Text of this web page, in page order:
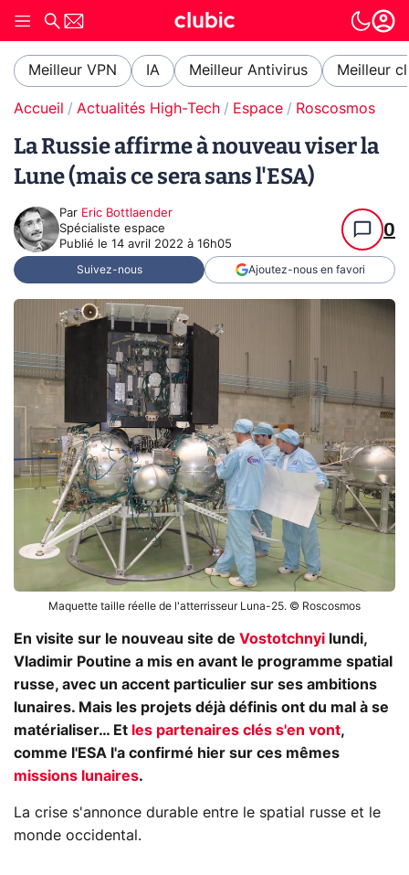
Meilleur VPN IA Meilleur Antivirus Meilleur
Accueil Actualités High-Tech Espace Roscosmos
La Russie affirme à nouveau viser la
Lune (mais ce sera sans l'ESA)
Par Eric Bottlaender
Spécialiste espace
Publié le 14 avril 2022 à 16h05
0
Suivez-nous Ajoutez-nous en favori
Maquette taille réelle de l'atterrisseur Luna-25. © Roscosmos
En visite sur le nouveau site de Vostotchnyi lundi,
Vladimir Poutine a mis en avant le programme spatial
russe, avec un accent particulier sur ses ambitions
lunaires. Mais les projets déjà définis ont du mal à se
matérialiser… Et les partenaires clés s'en vont,
comme l'ESA l'a confirmé hier sur ces mêmes
missions lunaires.
La crise s'annonce durable entre le spatial russe et le
monde occidental.